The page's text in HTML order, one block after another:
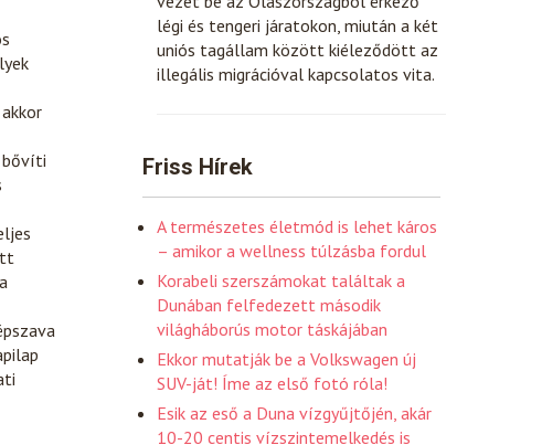
bővíti
légi és tengeri járatokon, miután a két
uniós tagállam között kiéleződött az
illegális migrációval kapcsolatos vita.
Friss Hírek
A természetes életmód is lehet káros
– amikor a wellness túlzásba fordul
Korabeli szerszámokat találtak a
Dunában felfedezett második
világháborús motor táskájában
Ekkor mutatják be a Volkswagen új
SUV-ját! Íme az első fotó róla!
Esik az eső a Duna vízgyűjtőjén, akár
10-20 centis vízszintemelkedés is